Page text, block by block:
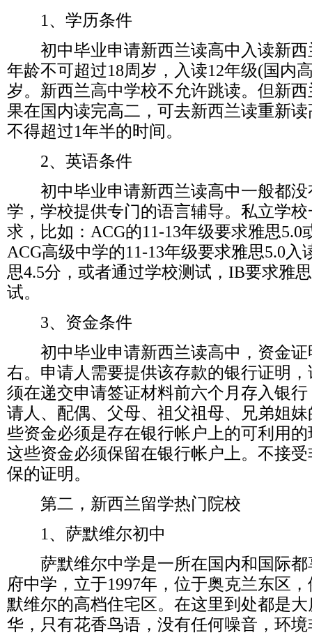
1、学历条件
初中毕业申请新西兰读高中入读新西
年龄不可超过18周岁，入读12年级(国内
岁。新西兰高中学校不允许跳读。但新
果在国内读完高二，可去新西兰读重新
不得超过1年半的时间。
2、英语条件
初中毕业申请新西兰读高中一般都没
学，学校提供专门的语言辅导。私立学
求，比如：ACG的11-13年级要求雅思5.0
ACG高级中学的11-13年级要求雅思5.0入
思4.5分，或者通过学校测试，IB要求雅
试。
3、资金条件
初中毕业申请新西兰读高中，资金证
右。申请人需要提供该存款的银行证明
须在递交申请签证材料前六个月存入银
请人、配偶、父母、祖父祖母、兄弟姐
些资金必须是存在银行帐户上的可利用
这些资金必须保留在银行帐户上。不接
保的证明。
第二，新西兰留学热门院校
1、萨默维尔初中
萨默维尔中学是一所在国内和国际都
府中学，立于1997年，位于奥克兰东区
默维尔的高档住宅区。在这里到处都是
华，只有花香鸟语，没有任何噪音，环